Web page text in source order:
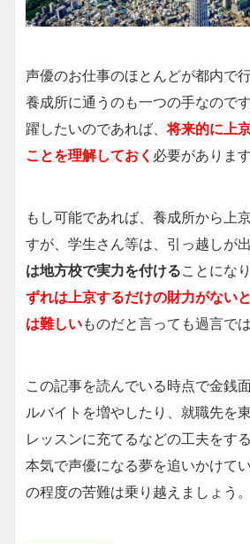
声優のお仕事のほとんどが都内で
養成所に通うのも一つの手なので
躍したいのであれば、将来的に上
ことを理解しておく 必要があります
もし可能であれば、養成所から上
すが、学生さん等は、引っ越しが
は地方校で実力を付けることにな
ずれは上京するだけの財力がない
は難しいものだと言っても過言で
この記事を読んでいる時点で金銭
ルバイトを増やしたり、就職先を
レッスンに充てるなどの工夫をす
本気で声優になる夢を追いかけて
の程度の苦難は乗り越えましょう。